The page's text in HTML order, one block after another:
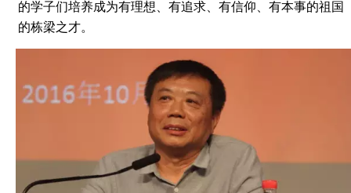
的学子们培养成为有理想、有追求、有信仰、有本事的祖国
的栋梁之才。